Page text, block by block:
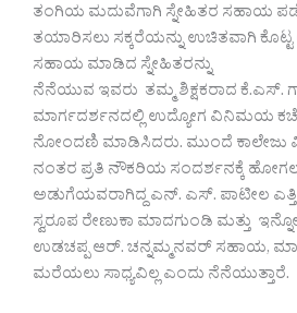
ತಂಗಿಯ ಮದುವೆಗಾಗಿ ಸ್ನೇಹಿತರ ಸಹಾಯ
ತಯಾರಿಸಲು ಸಕ್ಕರೆಯನ್ನು ಉಚಿತವಾಗಿ
ಸಹಾಯ ಮಾಡಿದ ಸ್ನೇಹಿತರನ್ನು
ನೆನೆಯುವ ಇವರು ತಮ್ಮ ಶಿಕ್ಷಕರಾದ
ಮಾರ್ಗದರ್ಶನದಲ್ಲಿ ಉದ್ಯೋಗ ವಿನಿಮಯ
ನೋಂದಣಿ ಮಾಡಿಸಿದರು. ಮುಂದೆ ಕಾಲೇಜು
ನಂತರ ಪ್ರತಿ ನೌಕರಿಯ ಸಂದರ್ಶನಕ್ಕೆ
ಅಡುಗೆಯವರಾಗಿದ್ದ ಎನ್. ಎಸ್. ಪಾಟೀಲ
ಸ್ವರೂಪ ರೇಣುಕಾ ಮಾದಗುಂಡಿ ಮತ್ತು
ಉಡಚಪ್ಪ ಆರ್. ಚನ್ನಮ್ಮನವರ್ ಸಹಾಯ,
ಮರೆಯಲು ಸಾಧ್ಯವಿಲ್ಲ ಎಂದು ನೆನೆಯುತ್ತಾರೆ.